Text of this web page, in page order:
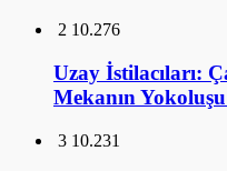
2 10.276
Uzay İstilacıları:
Mekanın
3 10.231